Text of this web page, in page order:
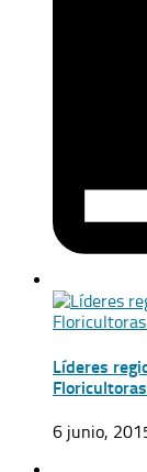
Líderes
6 junio,